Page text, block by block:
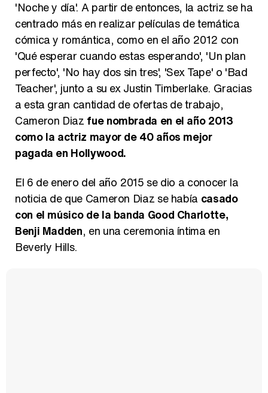
'Noche y día'. A partir de entonces, la actriz se ha
centrado más en realizar películas de temática
cómica y romántica, como en el año 2012 con
'Qué esperar cuando estas esperando', 'Un plan
perfecto', 'No hay dos sin tres', 'Sex Tape' o 'Bad
Teacher', junto a su ex Justin Timberlake. Gracias
a esta gran cantidad de ofertas de trabajo,
Cameron Diaz fue nombrada en el año 2013
como la actriz mayor de 40 años mejor
pagada en Hollywood.
El 6 de enero del año 2015 se dio a conocer la
noticia de que Cameron Diaz se había casado
con el músico de la banda Good Charlotte,
Benji Madden, en una ceremonia íntima en
Beverly Hills.